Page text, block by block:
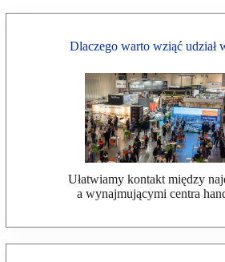
Dlaczego warto wziąć udział
Ułatwiamy kontakt między
a wynajmującymi centra